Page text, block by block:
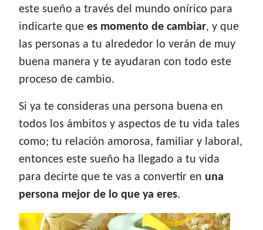
este sueño a través del mundo onírico para
indicarte que es momento de cambiar, y que
las personas a tu alrededor lo verán de muy
buena manera y te ayudaran con todo este
proceso de cambio.
Si ya te consideras una persona buena en
todos los ámbitos y aspectos de tu vida tales
como; tu relación amorosa, familiar y laboral,
entonces este sueño ha llegado a tu vida
para decirte que te vas a convertir en una
persona mejor de lo que ya eres.